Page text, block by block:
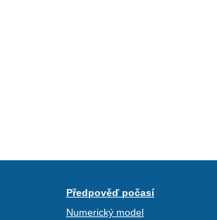
Předpověď počasí
Numerický model